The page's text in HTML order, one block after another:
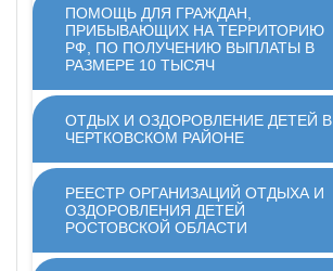
ПОМОЩЬ ДЛЯ ГРАЖДАН,
ПРИБЫВАЮЩИХ НА ТЕРРИТОРИЮ
РФ, ПО ПОЛУЧЕНИЮ ВЫПЛАТЫ В
РАЗМЕРЕ 10 ТЫСЯЧ
ОТДЫХ И ОЗДОРОВЛЕНИЕ ДЕТЕЙ В
ЧЕРТКОВСКОМ РАЙОНЕ
РЕЕСТР ОРГАНИЗАЦИЙ ОТДЫХА И
ОЗДОРОВЛЕНИЯ ДЕТЕЙ
РОСТОВСКОЙ ОБЛАСТИ